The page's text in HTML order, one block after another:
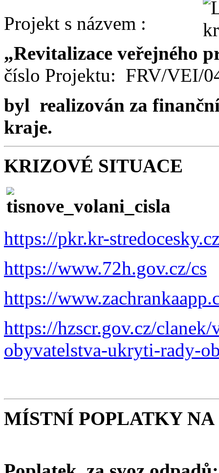
Projekt s názvem :
„Revitalizace veřejného
číslo Projektu: FRV/VEI/
byl realizován za
kraje.
KRIZOVÉ SITUACE
https://pkr.kr-
https://www.72h.gov.cz/cs
https://
https://hzscr.gov.cz/
obyvatelstva-ukryti-rady-
MÍSTNÍ POPLATKY NA